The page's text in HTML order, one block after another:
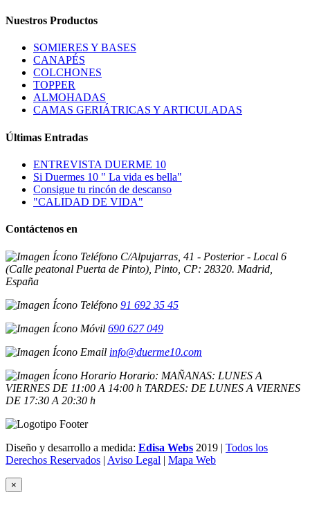
Nuestros Productos
SOMIERES Y BASES
CANAPÉS
COLCHONES
TOPPER
ALMOHADAS
CAMAS GERIÁTRICAS Y ARTICULADAS
Últimas Entradas
ENTREVISTA DUERME 10
Si Duermes 10 " La vida es bella"
Consigue tu rincón de descanso
"CALIDAD DE VIDA"
Contáctenos en
C/Alpujarras, 41 - Posterior - Local 6
(Calle peatonal Puerta de Pinto), Pinto, CP: 28320. Madrid,
España
91 692 35 45
690 627 049
info@duerme10.com
Horario: MAÑANAS: LUNES A
VIERNES DE 11:00 A 14:00 h TARDES: DE LUNES A VIERNES
DE 17:30 A 20:30 h
Diseño y desarrollo a medida: Edisa Webs 2019 | Todos los
Derechos Reservados | Aviso Legal | Mapa Web
×